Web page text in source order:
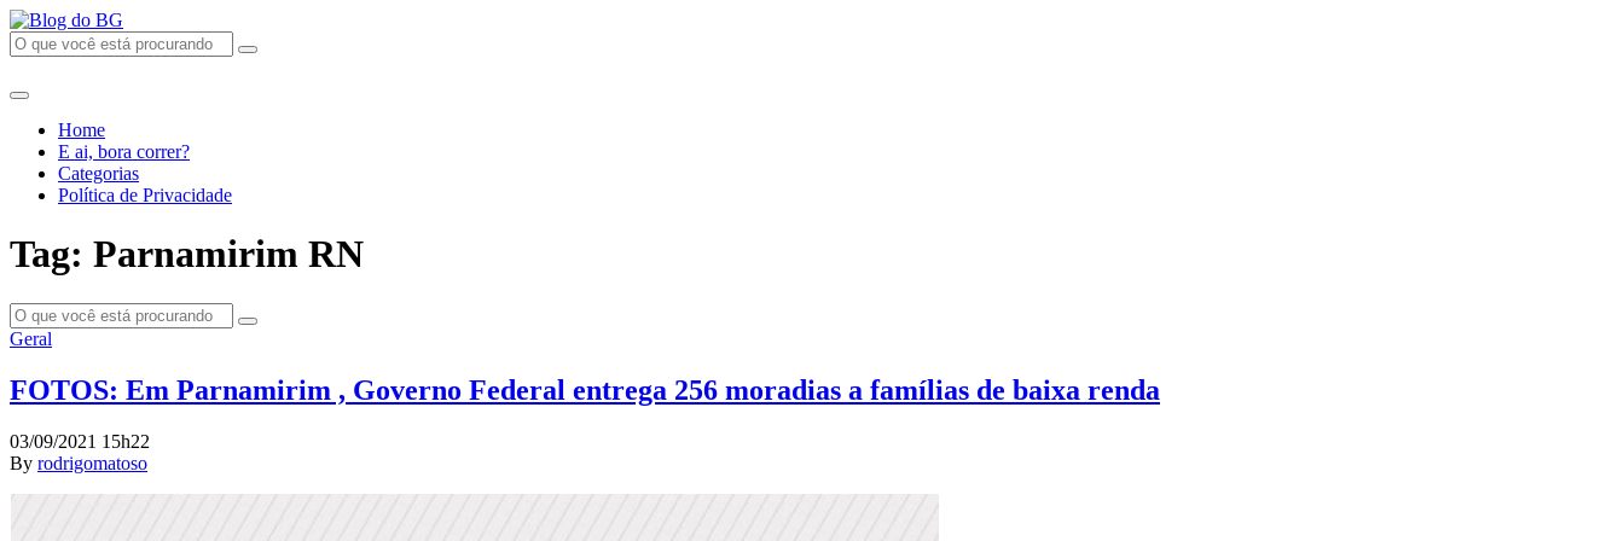
Home
E ai, bora correr?
Categorias
Política de Privacidade
Tag: Parnamirim RN
Geral
FOTOS: Em Parnamirim , Governo Federal entrega 256 moradias a famílias de baixa renda
03/09/2021 15h22
By rodrigomatoso